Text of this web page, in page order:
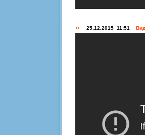
25.12.2015 11:51